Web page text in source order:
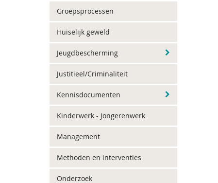
Groepsprocessen
Huiselijk geweld
Jeugdbescherming
Justitieel/Criminaliteit
Kennisdocumenten
Kinderwerk - Jongerenwerk
Management
Methoden en interventies
Onderzoek